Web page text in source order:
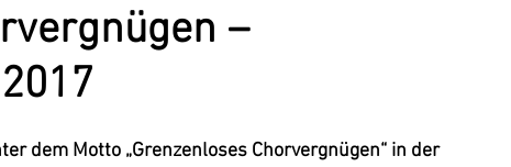
–
dem Motto „Grenzenloses Chorvergnügen“ in der